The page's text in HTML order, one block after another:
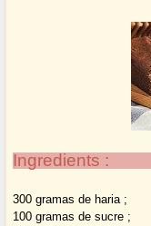
Ingredients :
300 gramas de haria ;
100 gramas de sucre ;